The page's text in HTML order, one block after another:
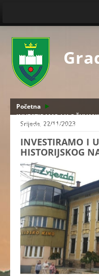
Početna
INVESTIRAMO I U
NASLIJEĐA NAŠEG GRADA
Srijeda, 22/11/2023
INVESTIRAMO I
HISTORIJSKOG